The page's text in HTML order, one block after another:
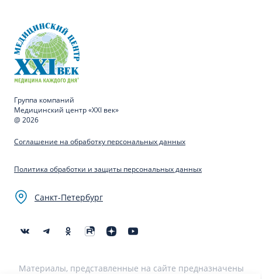
Группа компаний
Медицинский центр «XXI век»
@ 2026
Соглашение на обработку персональных данных
Политика обработки и защиты персональных данных
Санкт-Петербург
Материалы, представленные на сайте предназначены